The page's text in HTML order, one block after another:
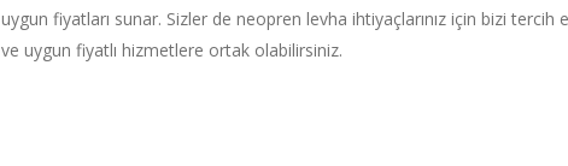
uygun fiyatları sunar. Sizler de neopren levha ihtiyaçlarınız için bizi tercih
ve uygun fiyatlı hizmetlere ortak olabilirsiniz.